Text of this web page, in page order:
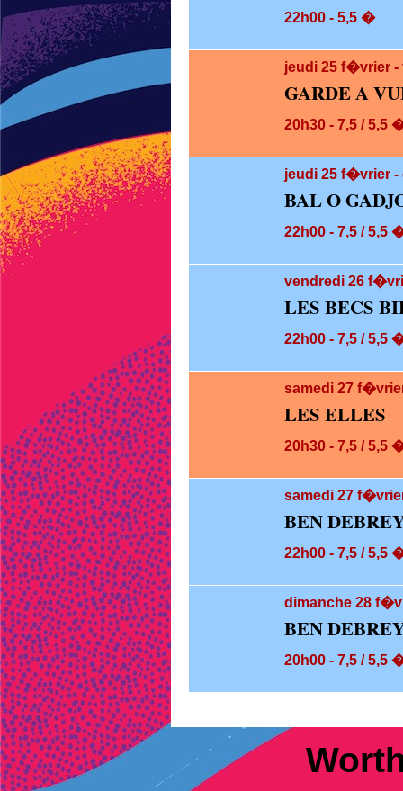
22h00 - 5,5 �
jeudi 25 f�vrier
GARDE A
20h30 - 7,5 / 5,5
jeudi 25 f�vrier -
BAL O
22h00 - 7,5 / 5,5
vendredi 26
LES BECS
22h00 - 7,5 / 5,5
samedi 27
LES ELLES
20h30 - 7,5 / 5,5
samedi 27
BEN
22h00 - 7,5 / 5,5
dimanche 28
BEN
20h00 - 7,5 / 5,5